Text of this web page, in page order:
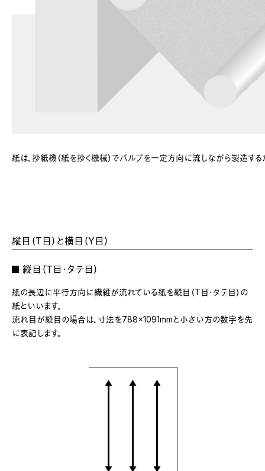
紙は、抄紙機（紙を抄く機械）でパルプを一定方向に流しながら製造す
縦目（T目）と横目（Y目）
■ 縦目（T目・タテ目）
紙の長辺に平行方向に繊維が流れている紙を縦目（T目・タテ目）の
紙といいます。
流れ目が縦目の場合は、寸法を788×1091mmと小さい方の数字を先
に表記します。